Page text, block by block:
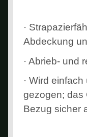
·
Abdeckung
· Abrieb- und
· Wird
gezogen; das
Bezug sicher